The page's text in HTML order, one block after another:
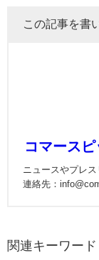
この記事を書
コマース
ニュースやプレ
連絡先：
関連キーワード